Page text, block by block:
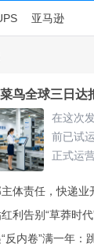
亚马逊
鸟全球三日达
在这次
前已试
正式运
清关、
进同一
最快24
体责任，快递业